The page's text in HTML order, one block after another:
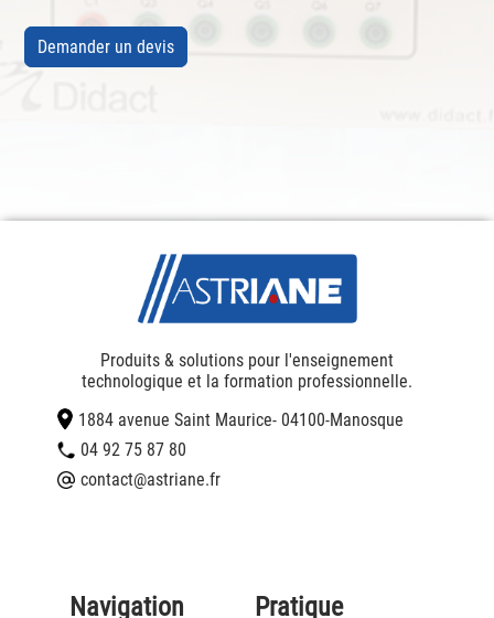
Demander un devis
Produits & solutions pour l'enseignement
technologique et la formation professionnelle.
1884 avenue Saint Maurice- 04100-Manosque
04 92 75 87 80
contact@astriane.fr
Navigation Pratique